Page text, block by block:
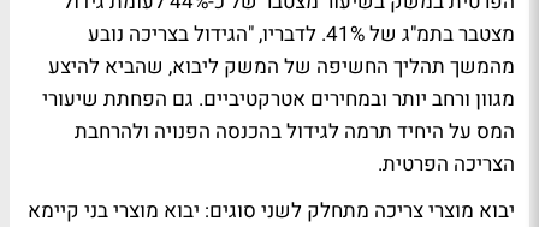
מצטבר בתמ"ג של 41%. לדבריו, "הגידול בצריכה נובע
מהמשך תהליך החשיפה של המשק ליבוא, שהביא להיצע
מגוון ורחב יותר ובמחירים אטרקטיביים. גם הפחתת שיעורי
המס על היחיד תרמה לגידול בהכנסה הפנויה ולהרחבת
הצריכה הפרטית.
יבוא מוצרי צריכה מתחלק לשני סוגים: יבוא מוצרי בני קיימא